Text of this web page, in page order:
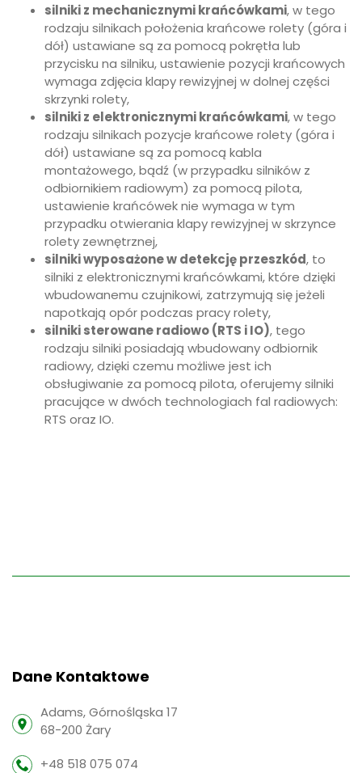
silniki z mechanicznymi krańcówkami, w tego
rodzaju silnikach położenia krańcowe rolety (góra i
dół) ustawiane są za pomocą pokrętła lub
przycisku na silniku, ustawienie pozycji krańcowych
wymaga zdjęcia klapy rewizyjnej w dolnej części
skrzynki rolety,
silniki z elektronicznymi krańcówkami, w tego
rodzaju silnikach pozycje krańcowe rolety (góra i
dół) ustawiane są za pomocą kabla
montażowego, bądź (w przypadku silników z
odbiornikiem radiowym) za pomocą pilota,
ustawienie krańcówek nie wymaga w tym
przypadku otwierania klapy rewizyjnej w skrzynce
rolety zewnętrznej,
silniki wyposażone w detekcję przeszkód, to
silniki z elektronicznymi krańcówkami, które dzięki
wbudowanemu czujnikowi, zatrzymują się jeżeli
napotkają opór podczas pracy rolety,
silniki sterowane radiowo (RTS i IO), tego
rodzaju silniki posiadają wbudowany odbiornik
radiowy, dzięki czemu możliwe jest ich
obsługiwanie za pomocą pilota, oferujemy silniki
pracujące w dwóch technologiach fal radiowych:
RTS oraz IO.
Dane Kontaktowe
Adams, Górnośląska 17
68-200 Żary
+48 518 075 074